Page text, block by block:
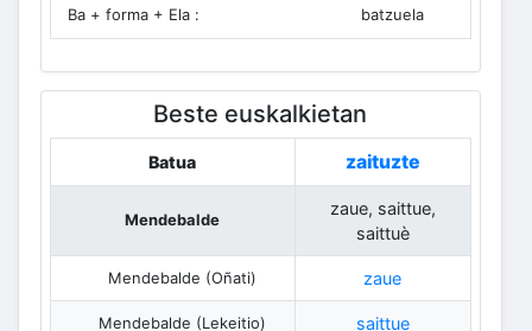
Ba + forma + Ela :
batzuela
Beste euskalkietan
Batua zaituzte
Mendebalde
zaue, saittue,
saittuè
Mendebalde (Oñati) zaue
Mendebalde (Lekeitio) saittue